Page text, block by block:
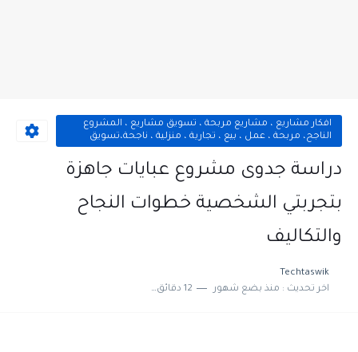
افكار مشاريع ، مشاريع مربحة ، تسويق مشاريع ، المشروع
الناجح، مربحة ، عمل ، بيع ، تجارية ، منزلية ، ناجحة،تسويق
دراسة جدوى مشروع عبايات جاهزة
بتجربتي الشخصية خطوات النجاح
والتكاليف
Techtaswik
اخر تحديث : منذ بضع شهور 12 دقائق للقراءة